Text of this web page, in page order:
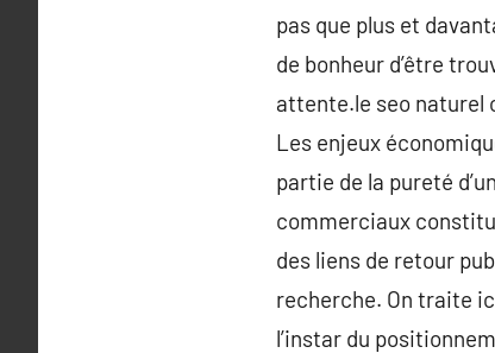
pas que plus et
de bonheur d’être
attente.le seo naturel
Les enjeux
partie de la pureté
commerciaux
des liens de retour
recherche. On traite
l’instar du